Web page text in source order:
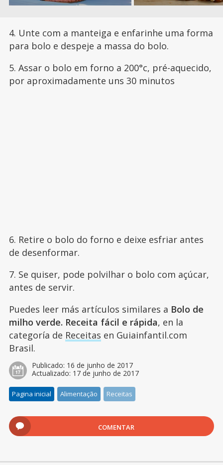
4. Unte com a manteiga e enfarinhe uma forma
para bolo e despeje a massa do bolo.
5. Assar o bolo em forno a 200°c, pré-aquecido,
por aproximadamente uns 30 minutos
6. Retire o bolo do forno e deixe esfriar antes
de desenformar.
7. Se quiser, pode polvilhar o bolo com açúcar,
antes de servir.
Puedes leer más artículos similares a Bolo de
milho verde. Receita fácil e rápida, en la
categoría de Receitas en Guiainfantil.com
Brasil.
Publicado: 16 de junho de 2017
Actualizado: 17 de junho de 2017
Pagina inicial Alimentação Receitas
COMENTAR